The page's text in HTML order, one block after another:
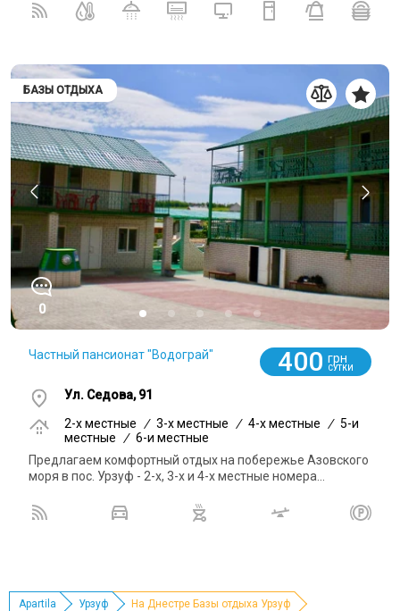
БАЗЫ ОТДЫХА
0
Частный пансионат "Водограй" 400 грн
СУТКИ
Ул. Седова, 91
2-x местные
/ 3-x местные / 4-x местные / 5-и
местные
/ 6-и местные
Предлагаем комфортный отдых на побережье Азовского
моря в пос. Урзуф - 2-х, 3-х и 4-х местные номера...
Apartila Урзуф На Днестре Базы отдыха Урзуф